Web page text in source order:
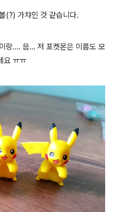
(?) 가챠인 것 같습니다.
랑.... 음... 저 포켓몬은 이름도 모
요 ㅠㅠ